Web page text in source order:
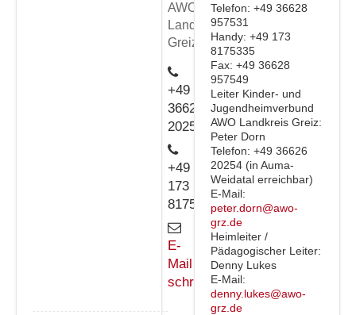
AWO
Landkreis
Greiz
+49
36626
20254
+49
173
8175335
E-
Mail
schreiben
Telefon: +49 36628
957531
Handy: +49 173
8175335
Fax: +49 36628
957549
Leiter Kinder- und
Jugendheimverbund
AWO Landkreis Greiz:
Peter Dorn
Telefon: +49 36626
20254 (in Auma-
Weidatal erreichbar)
E-Mail:
peter.dorn@awo-
grz.de
Heimleiter /
Pädagogischer Leiter:
Denny Lukes
E-Mail:
denny.lukes@awo-
grz.de